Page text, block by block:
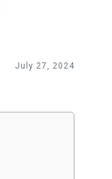
July 27, 2024